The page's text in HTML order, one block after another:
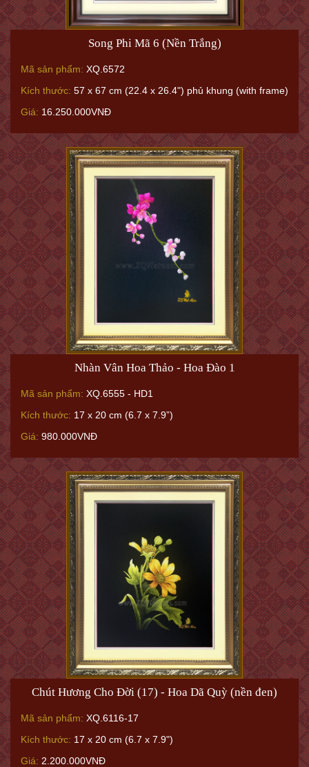
Song Phi Mã 6 (Nền Trắng)
Mã sản phẩm: XQ.6572
Kích thước: 57 x 67 cm (22.4 x 26.4") phủ khung (with frame)
Giá: 16.250.000VNĐ
Nhàn Vân Hoa Thảo - Hoa Đào 1
Mã sản phẩm: XQ.6555 - HD1
Kích thước: 17 x 20 cm (6.7 x 7.9”)
Giá: 980.000VNĐ
Chút Hương Cho Đời (17) - Hoa Dã Quỳ (nền đen)
Mã sản phẩm: XQ.6116-17
Kích thước: 17 x 20 cm (6.7 x 7.9")
Giá: 2.200.000VNĐ